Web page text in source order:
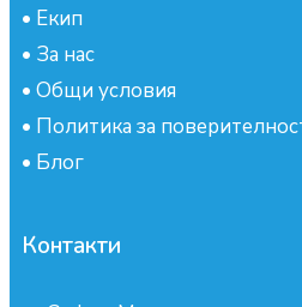
• Екип
• За нас
• Общи условия
• Политика за
• Блог
Контакти